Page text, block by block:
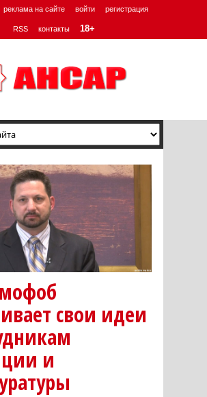
реклама на сайте войти регистрация
RSS контакты 18+
свои идеи
и